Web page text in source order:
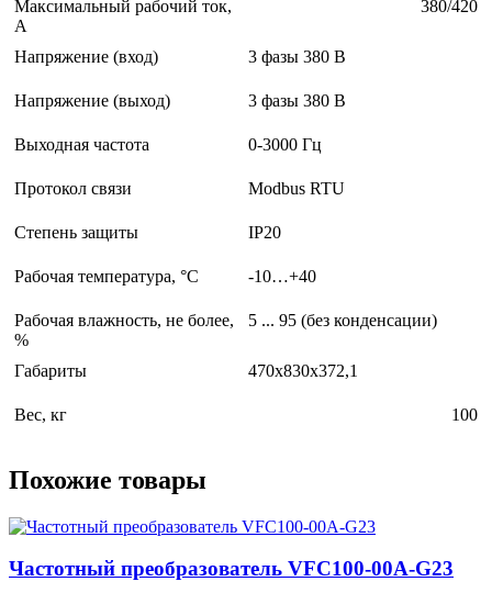
Максимальный рабочий ток,
А
380/420
Напряжение (вход) 3 фазы 380 В
Напряжение (выход) 3 фазы 380 В
Выходная частота 0-3000 Гц
Протокол связи Modbus RTU
Степень защиты IP20
Рабочая температура, °С -10…+40
Рабочая влажность, не более,
%
5 ... 95 (без конденсации)
Габариты 470x830x372,1
Вес, кг 100
Похожие товары
Частотный преобразователь VFC100-00A-G23